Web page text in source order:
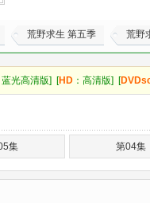
荒野求生 第五季 荒野
蓝光高清版] [HD ：高清版] [
集 第04集